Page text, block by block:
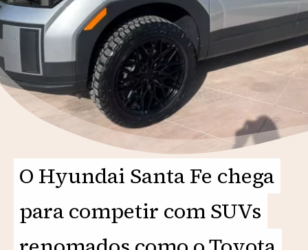
O Hyundai Santa Fe chega
para competir com SUVs
O Hyundai Santa Fe chega
para competir com SUVs